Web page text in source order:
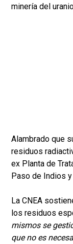
minería del
Alambrado que
residuos
ex Planta de
Paso de Indios
La CNEA
los residuos
mismos se
que no es